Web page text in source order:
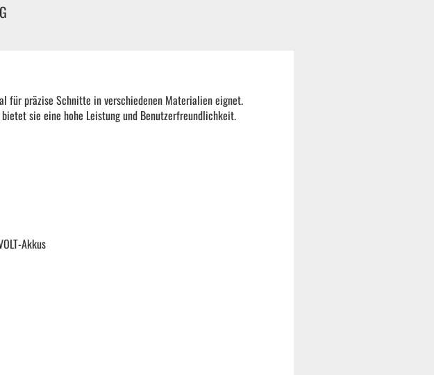
für präzise Schnitte in verschiedenen Materialien eignet.
sie eine hohe Leistung und Benutzerfreundlichkeit.
Akkus